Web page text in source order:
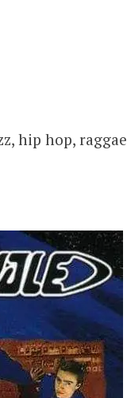
hip hop,